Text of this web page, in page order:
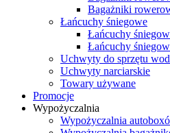
Bagażniki
Łańcuchy śniegowe
Łańcuchy
Łańcuchy
Uchwyty do sprzętu
Uchwyty narciarskie
Towary używane
Promocje
Wypożyczalnia
Wypożyczalnia